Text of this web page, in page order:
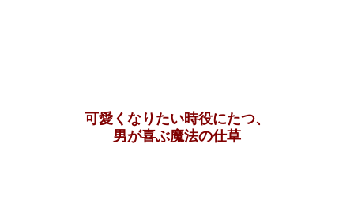
可愛くなりたい時役にたつ、
男が喜ぶ魔法の仕草